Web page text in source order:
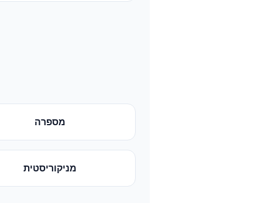
מספרה
מניקוריסטית